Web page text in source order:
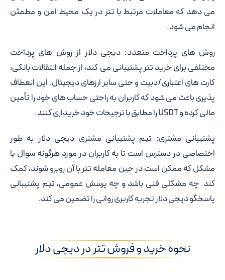
می دهد که معاملات مرتبط با تتر در یک محیط امن و مطمئن
انجام می شود.
روش های پرداخت متعدد: دیجی دلار از روش های پرداخت
مختلفی برای خرید تتر پشتیبانی می کند، از جمله انتقالات بانکی،
کارت های اعتباری/دبیت و حتی سایر ارزهای دیجیتال. این انعطاف
پذیری باعث می شود که کاربران به راحتی حساب های خود را تأمین
مالی کرده و USDT را مطابق با ترجیحات خود خریداری کنند.
پشتیبانی مشتری: تیم پشتیبانی مشتری دیجی دلار به طور
اختصاصی در دسترس است تا به کاربران در مورد هرگونه سوال یا
مشکل که ممکن است در حین معامله تتر با آن روبرو شوند، کمک
کند. چه مشکلی فنی باشد و چه پرسش عمومی، تیم پشتیبانی
پاسخگو دیجی دلار تجربه کاربری روانی را تضمین می کند.
نحوه خرید و فروش تتر در دیجی دلار